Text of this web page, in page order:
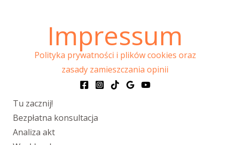
Impressum
Polityka prywatności i plików cookies oraz
zasady zamieszczania opinii
Tu zacznij!
Bezpłatna konsultacja
Analiza akt